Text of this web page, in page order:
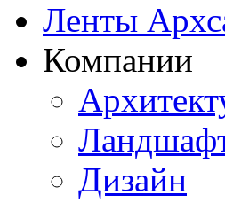
Ленты
Компании
Дизайн